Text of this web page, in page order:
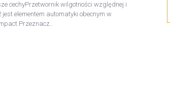
cechyPrzetwornik wilgotności względnej i
elementem automatyki obecnym w